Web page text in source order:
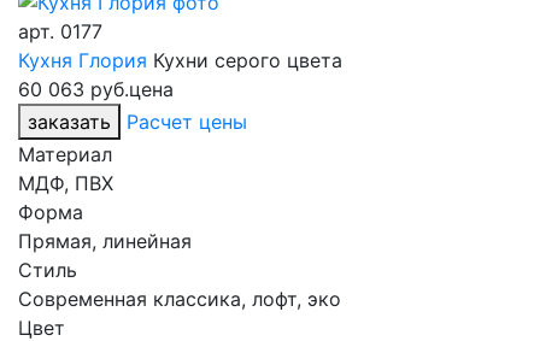
арт. 0177
Кухня Глория Кухни серого цвета
60 063 руб.цена
заказать
Расчет цены
Материал
МДФ, ПВХ
Форма
Прямая, линейная
Стиль
Современная классика, лофт, эко
Цвет